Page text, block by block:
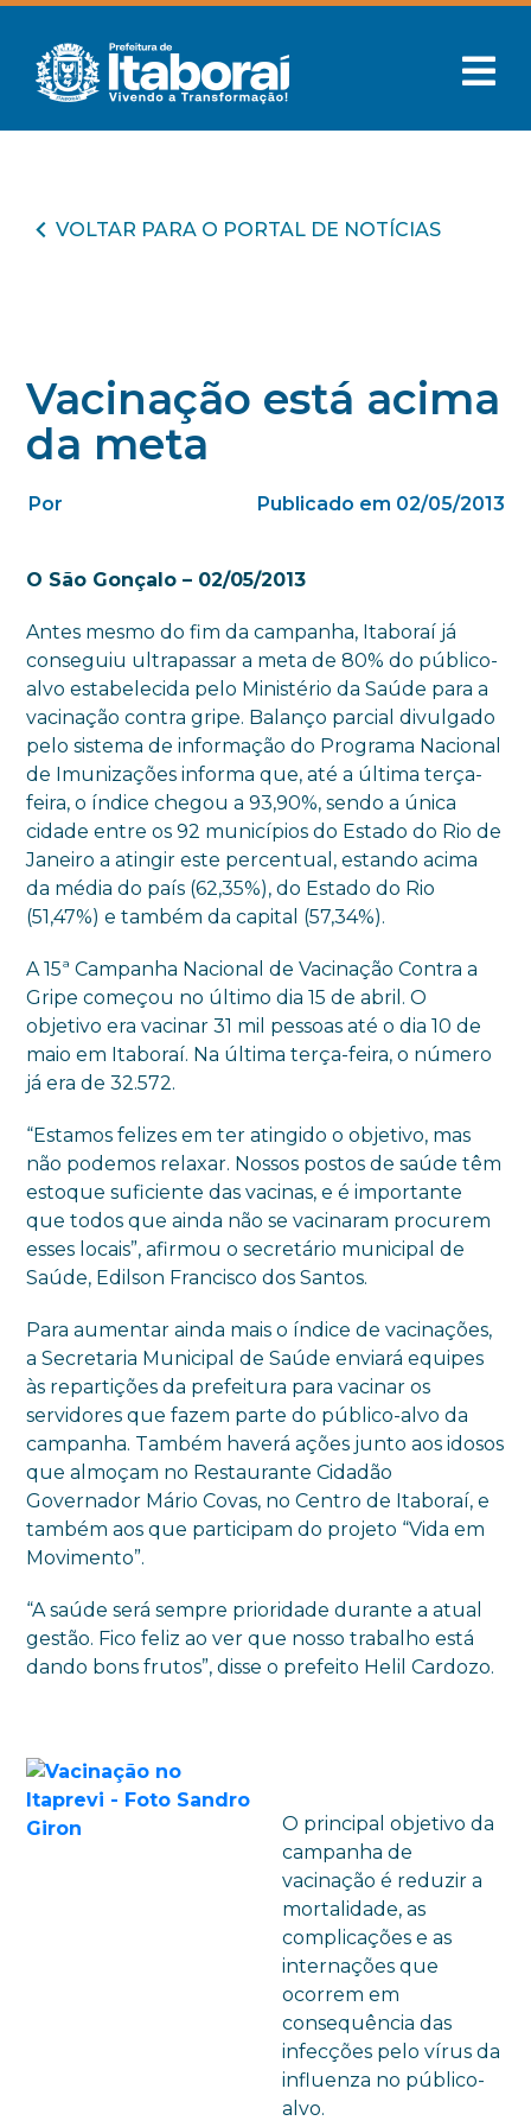
VOLTAR PARA O PORTAL DE NOTÍCIAS
Vacinação está acima
da meta
Por Publicado em 02/05/2013
O São Gonçalo – 02/05/2013
Antes mesmo do fim da campanha, Itaboraí já
conseguiu ultrapassar a meta de 80% do público-
alvo estabelecida pelo Ministério da Saúde para a
vacinação contra gripe. Balanço parcial divulgado
pelo sistema de informação do Programa Nacional
de Imunizações informa que, até a última terça-
feira, o índice chegou a 93,90%, sendo a única
cidade entre os 92 municípios do Estado do Rio de
Janeiro a atingir este percentual, estando acima
da média do país (62,35%), do Estado do Rio
(51,47%) e também da capital (57,34%).
A 15ª Campanha Nacional de Vacinação Contra a
Gripe começou no último dia 15 de abril. O
objetivo era vacinar 31 mil pessoas até o dia 10 de
maio em Itaboraí. Na última terça-feira, o número
já era de 32.572.
“Estamos felizes em ter atingido o objetivo, mas
não podemos relaxar. Nossos postos de saúde têm
estoque suficiente das vacinas, e é importante
que todos que ainda não se vacinaram procurem
esses locais”, afirmou o secretário municipal de
Saúde, Edilson Francisco dos Santos.
Para aumentar ainda mais o índice de vacinações,
a Secretaria Municipal de Saúde enviará equipes
às repartições da prefeitura para vacinar os
servidores que fazem parte do público-alvo da
campanha. Também haverá ações junto aos idosos
que almoçam no Restaurante Cidadão
Governador Mário Covas, no Centro de Itaboraí, e
também aos que participam do projeto “Vida em
Movimento”.
“A saúde será sempre prioridade durante a atual
gestão. Fico feliz ao ver que nosso trabalho está
dando bons frutos”, disse o prefeito Helil Cardozo.
O principal objetivo da
campanha de
vacinação é reduzir a
mortalidade, as
complicações e as
internações que
ocorrem em
consequência das
infecções pelo vírus da
influenza no público-
alvo.